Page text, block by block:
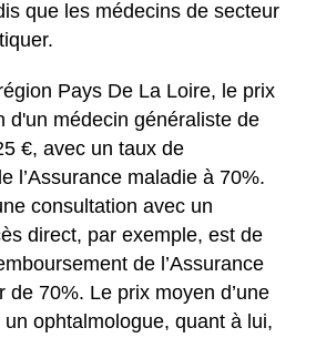
que les médecins de secteur
Pays De La Loire, le prix
d'un médecin généraliste de
€, avec un taux de
l’Assurance maladie à 70%.
consultation avec un
direct, par exemple, est de
de l’Assurance
de 70%. Le prix moyen d’une
ophtalmologue, quant à lui,